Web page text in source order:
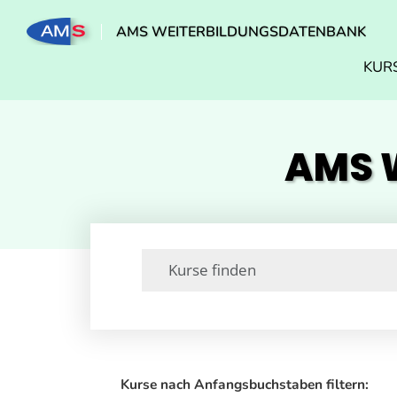
AMS WEITERBILDUNGSDATENBANK
AMS
Kurse nach Anfangsbuchstaben filtern: